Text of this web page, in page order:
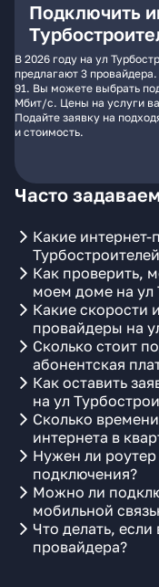
Подключить
В 2026 году на ул
предлагают 3
91. Вы можете выбрать
Мбит/с. Цены на услуги
Подайте заявку на
и стоимость.
Часто
Какие
Как проверить,
моем доме на ул
Какие скорости
провайдеры на
Сколько стоит
абонентская
Как оставить
на ул
Сколько
интернета в
Нужен ли
подключения?
Можно ли
мобильной
Что делать,
провайдера?